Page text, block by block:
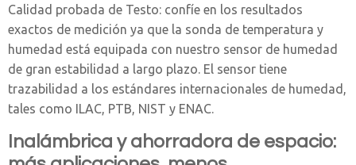
Calidad probada de Testo: confíe en los resultados
exactos de medición ya que la sonda de temperatura y
humedad está equipada con nuestro sensor de humedad
de gran estabilidad a largo plazo. El sensor tiene
trazabilidad a los estándares internacionales de humedad,
tales como ILAC, PTB, NIST y ENAC.
Inalámbrica y ahorradora de espacio: